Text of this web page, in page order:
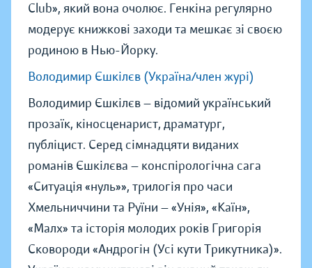
Club», який вона очолює. Генкіна регулярно
модерує книжкові заходи та мешкає зі своєю
родиною в Нью-Йорку.
Володимир Єшкілєв (Україна/член журі)
Володимир Єшкілєв — відомий український
прозаїк, кіносценарист, драматург,
публіцист. Серед сімнадцяти виданих
романів Єшкілєва — конспірологічна сага
«Ситуація «нуль»», трилогія про часи
Хмельниччини та Руїни — «Унія», «Каїн»,
«Малх» та історія молодих років Григорія
Сковороди «Андрогін (Усі кути Трикутника)».